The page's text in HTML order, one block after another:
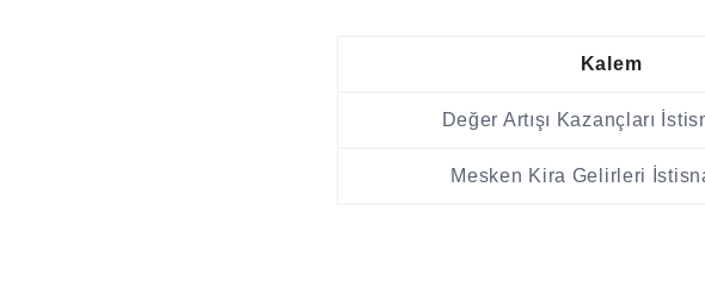
Kalem
Değer Artışı Kazançları
Mesken Kira Gelirleri